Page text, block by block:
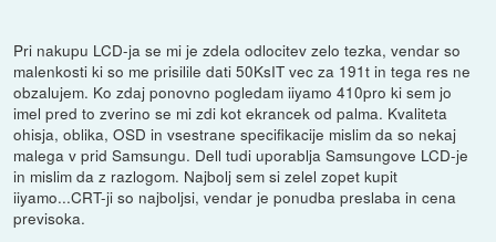
Pri nakupu LCD-ja se mi je zdela odlocitev zelo tezka, vendar so
malenkosti ki so me prisilile dati 50KsIT vec za 191t in tega res ne
obzalujem. Ko zdaj ponovno pogledam iiyamo 410pro ki sem jo
imel pred to zverino se mi zdi kot ekrancek od palma. Kvaliteta
ohisja, oblika, OSD in vsestrane specifikacije mislim da so nekaj
malega v prid Samsungu. Dell tudi uporablja Samsungove LCD-je
in mislim da z razlogom. Najbolj sem si zelel zopet kupit
iiyamo...CRT-ji so najboljsi, vendar je ponudba preslaba in cena
previsoka.